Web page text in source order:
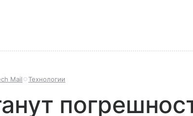
Mail Технологии